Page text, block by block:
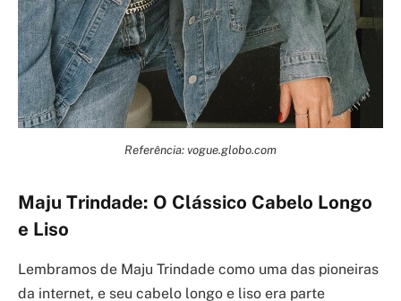
Referência: vogue.globo.com
Maju Trindade: O Clássico Cabelo Longo
e Liso
Lembramos de Maju Trindade como uma das pioneiras
da internet, e seu cabelo longo e liso era parte